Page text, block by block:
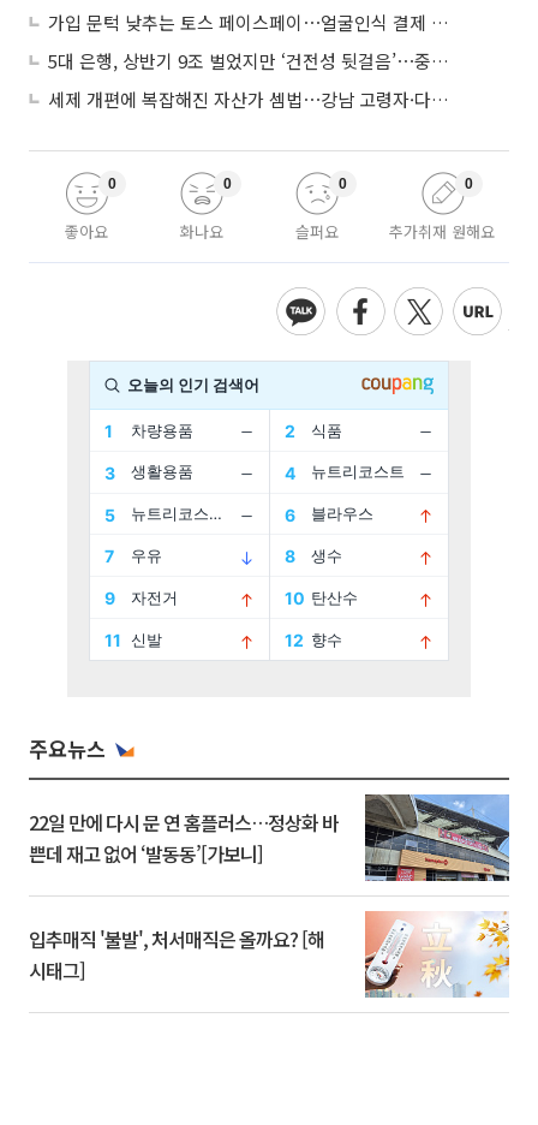
가입 문턱 낮추는 토스 페이스페이⋯얼굴인식 결제 확산 속도낸다
5대 은행, 상반기 9조 벌었지만 ‘건전성 뒷걸음’⋯중기대출 문턱 높아지나
세제 개편에 복잡해진 자산가 셈법⋯강남 고령자·다주택자 ‘자산재편 고심’
좋아요
0
화나요
0
슬퍼요
0
추가취재 원해요
0
주요뉴스
22일 만에 다시 문 연 홈플러스…정상화 바
쁜데 재고 없어 ‘발동동’[가보니]
입추매직 '불발', 처서매직은 올까요? [해
시태그]